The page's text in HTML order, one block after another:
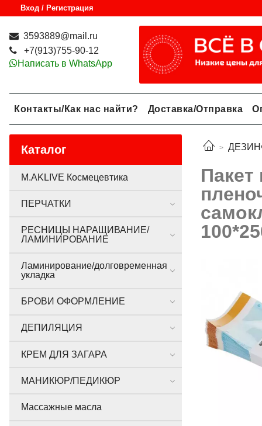
Вход / Регистрация
3593889@mail.ru
+7(913)755-90-12
Написать в WhatsApp
Контакты/Как нас найти? Доставка/Отправка
Каталог
M.AKLIVE Космецевтика
ПЕРЧАТКИ
РЕСНИЦЫ НАРАЩИВАНИЕ/
ЛАМИНИРОВАНИЕ
Ламинирование/долговременная
укладка
БРОВИ ОФОРМЛЕНИЕ
ДЕПИЛЯЦИЯ
КРЕМ ДЛЯ ЗАГАРА
МАНИКЮР/ПЕДИКЮР
Массажные масла